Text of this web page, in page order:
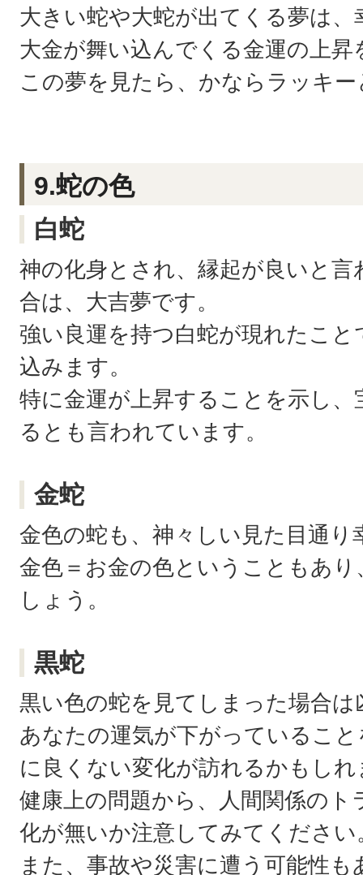
大きい蛇や大蛇が出てくる夢は
大金が舞い込んでくる金運の上昇
この夢を見たら、かならラッキ
9.蛇の色
白蛇
神の化身とされ、縁起が良いと
合は、大吉夢です。
強い良運を持つ白蛇が現れたこ
込みます。
特に金運が上昇することを示し
るとも言われています。
金蛇
金色の蛇も、神々しい見た目通
金色＝お金の色ということもあ
しょう。
黒蛇
黒い色の蛇を見てしまった場合
あなたの運気が下がっているこ
に良くない変化が訪れるかもし
健康上の問題から、人間関係の
化が無いか注意してみてください
また、事故や災害に遭う可能性も